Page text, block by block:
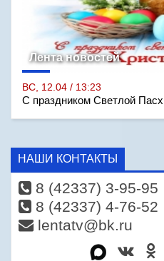
Лента новостей
ВС, 12.04 / 13:23
С праздником Светлой
НАШИ КОНТАКТЫ
8 (42337) 3-95-95
8 (42337) 4-76-52
lentatv@bk.ru